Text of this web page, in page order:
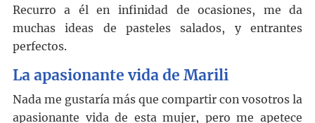
Recurro a él en infinidad de ocasiones, me da
muchas ideas de pasteles salados, y entrantes
perfectos.
La apasionante vida de Marili
Nada me gustaría más que compartir con vosotros la
apasionante vida de esta mujer, pero me apetece